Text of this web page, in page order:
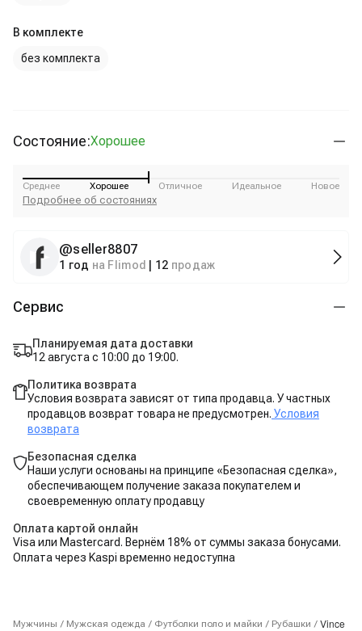
В комплекте
без комплекта
Состояние:Хорошее
Среднее Хорошее Отличное Идеальное Новое
Подробнее об состояниях
@seller8807
1 год на Flimod 12 продаж
Сервис
Планируемая дата доставки
12 августа с 10:00 до 19:00.
Политика возврата
Условия возврата зависят от типа продавца. У частных
продавцов возврат товара не предусмотрен. Условия
возврата
Безопасная сделка
Наши услуги основаны на принципе «Безопасная сделка»,
обеспечивающем получение заказа покупателем и
своевременную оплату продавцу
Оплата картой онлайн
Visa или Mastercard. Вернём 18% от суммы заказа бонусами.
Оплата через Kaspi временно недоступна
Мужчины / Мужская одежда / Футболки поло и майки / Рубашки / Vince